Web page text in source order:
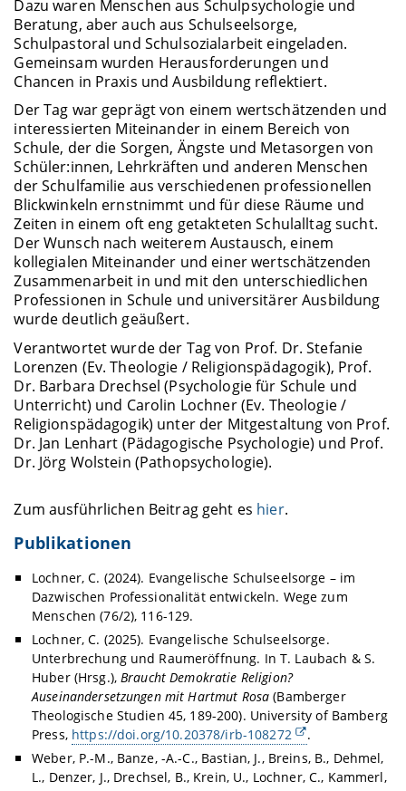
Dazu waren Menschen aus Schulpsychologie und
Beratung, aber auch aus Schulseelsorge,
Schulpastoral und Schulsozialarbeit eingeladen.
Gemeinsam wurden Herausforderungen und
Chancen in Praxis und Ausbildung reflektiert.
Der Tag war geprägt von einem wertschätzenden und
interessierten Miteinander in einem Bereich von
Schule, der die Sorgen, Ängste und Metasorgen von
Schüler:innen, Lehrkräften und anderen Menschen
der Schulfamilie aus verschiedenen professionellen
Blickwinkeln ernstnimmt und für diese Räume und
Zeiten in einem oft eng getakteten Schulalltag sucht.
Der Wunsch nach weiterem Austausch, einem
kollegialen Miteinander und einer wertschätzenden
Zusammenarbeit in und mit den unterschiedlichen
Professionen in Schule und universitärer Ausbildung
wurde deutlich geäußert.
Verantwortet wurde der Tag von Prof. Dr. Stefanie
Lorenzen (Ev. Theologie / Religionspädagogik), Prof.
Dr. Barbara Drechsel (Psychologie für Schule und
Unterricht) und Carolin Lochner (Ev. Theologie /
Religionspädagogik) unter der Mitgestaltung von Prof.
Dr. Jan Lenhart (Pädagogische Psychologie) und Prof.
Dr. Jörg Wolstein (Pathopsychologie).
Zum ausführlichen Beitrag geht es hier.
Publikationen
Lochner, C. (2024). Evangelische Schulseelsorge – im
Dazwischen Professionalität entwickeln. Wege zum
Menschen (76/2), 116-129.
Lochner, C. (2025). Evangelische Schulseelsorge.
Unterbrechung und Raumeröffnung. In T. Laubach & S.
Huber (Hrsg.), Braucht Demokratie Religion?
Auseinandersetzungen mit Hartmut Rosa (Bamberger
Theologische Studien 45, 189-200). University of Bamberg
Press, https://doi.org/10.20378/irb-108272
.
Weber, P.-M., Banze, -A.-C., Bastian, J., Breins, B., Dehmel,
L., Denzer, J., Drechsel, B., Krein, U., Lochner, C., Kammerl,